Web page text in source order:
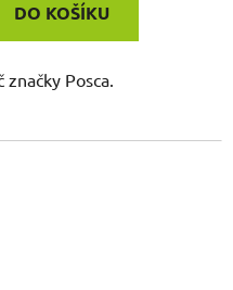
DO KOŠÍKU
Posca.